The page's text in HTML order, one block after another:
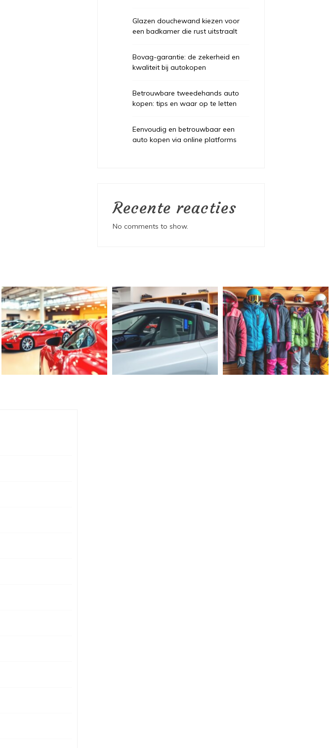
Glazen douchewand kiezen voor
een badkamer die rust uitstraalt
Bovag-garantie: de zekerheid en
kwaliteit bij autokopen
Betrouwbare tweedehands auto
kopen: tips en waar op te letten
Eenvoudig en betrouwbaar een
auto kopen via online platforms
Recente reacties
No comments to show.